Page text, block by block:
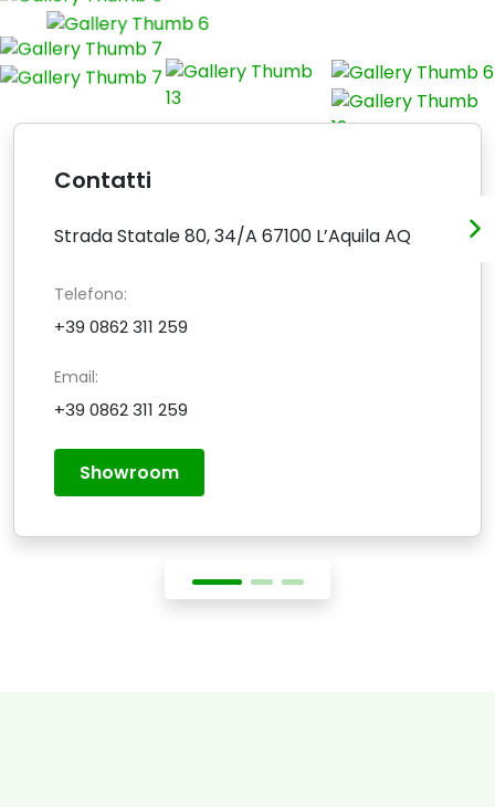
Contatti
Strada Statale 80, 34/A 67100 L’Aquila AQ
Telefono:
+39 0862 311 259
Email:
+39 0862 311 259
Showroom